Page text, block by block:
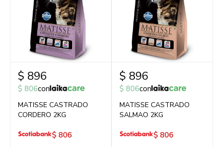
$ 896
$ 806con
MATISSE CASTRADO
CORDERO 2KG
$ 806
$ 896
$ 806con
MATISSE CASTRADO
SALMAO 2KG
$ 806